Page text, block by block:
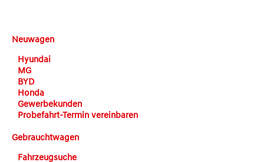
Neuwagen
Hyundai
MG
BYD
Honda
Gewerbekunden
Probefahrt-Termin vereinbaren
Gebrauchtwagen
Fahrzeugsuche